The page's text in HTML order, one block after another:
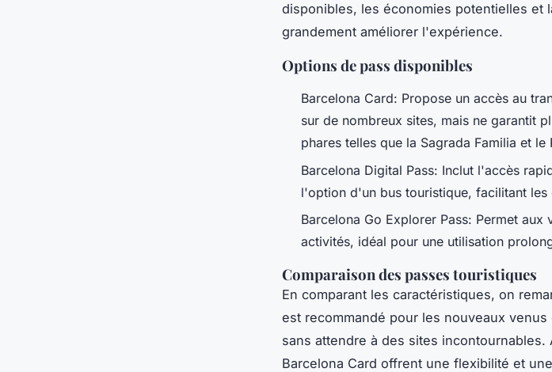
disponibles, les économies potentielles et
grandement améliorer l'expérience.
Options de pass disponibles
Barcelona Card: Propose un accès au
sur de nombreux sites, mais ne garantit
phares telles que la Sagrada Familia et le
Barcelona Digital Pass: Inclut l'accès
l'option d'un bus touristique, facilitant les
Barcelona Go Explorer Pass: Permet
activités, idéal pour une utilisation
Comparaison des passes touristiques
En comparant les caractéristiques, on
est recommandé pour les nouveaux
sans attendre à des sites
Barcelona Card offrent une flexibilité et